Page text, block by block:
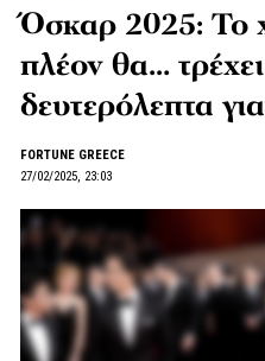
Όσκαρ 2025: Το
πλέον θα…
δευτερόλεπτα
FORTUNE GREECE
27/02/2025, 23:03